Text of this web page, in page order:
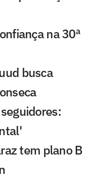
na 30ª
busca
tem plano B